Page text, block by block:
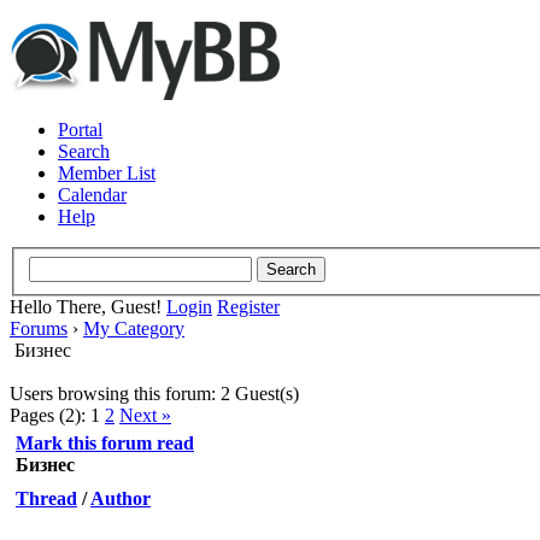
Portal
Search
Member List
Calendar
Help
Hello There, Guest! Login Register
Forums › My Category
Бизнес
Users browsing this forum: 2 Guest(s)
Pages (2): 1 2 Next »
Mark this forum read
Бизнес
Thread /Author